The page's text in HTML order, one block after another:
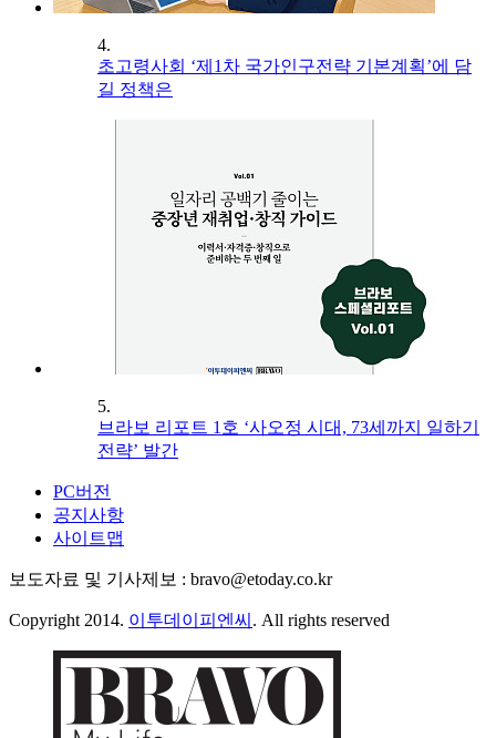
4.
초고령사회 ‘제1차 국가인구전략 기본계획’에 담
길 정책은
5.
브라보 리포트 1호 ‘사오정 시대, 73세까지 일하기
전략’ 발간
PC버전
공지사항
사이트맵
보도자료 및 기사제보 : bravo@etoday.co.kr
Copyright 2014. 이투데이피엔씨 . All rights reserved